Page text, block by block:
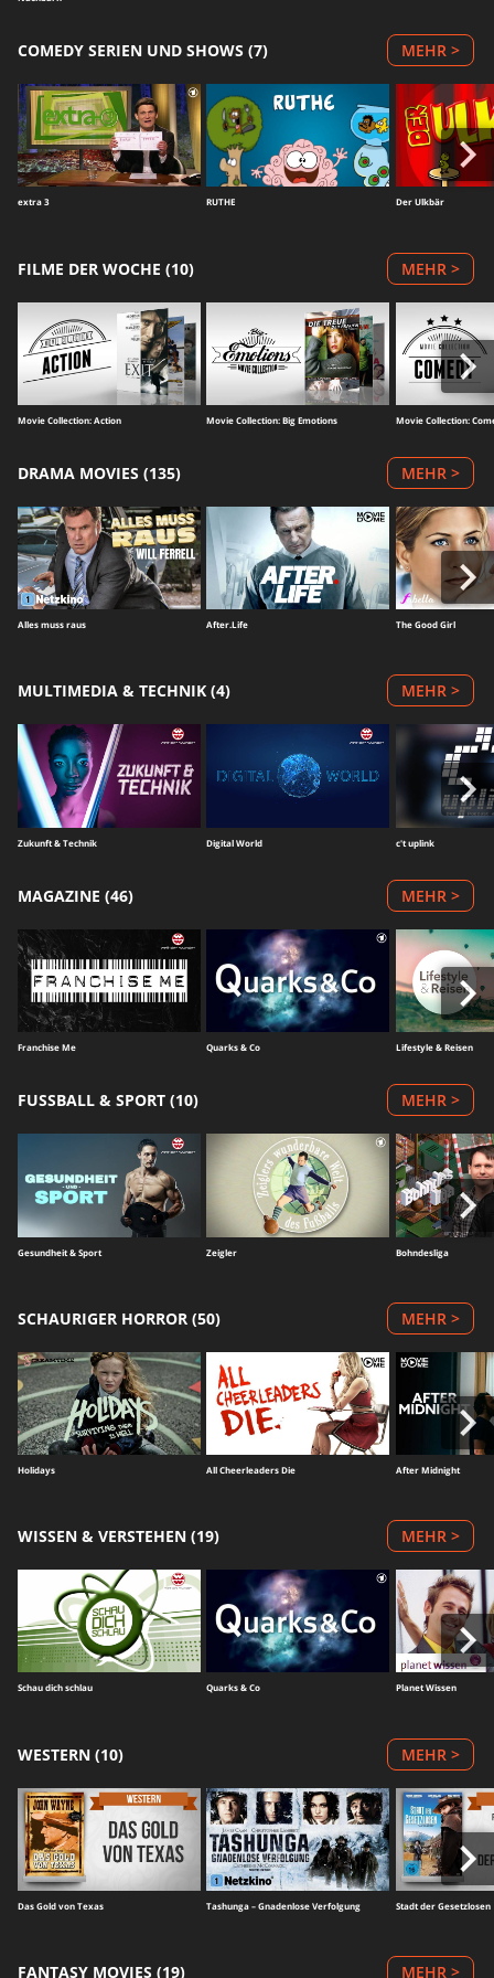
COMEDY SERIEN UND SHOWS (7) MEHR >
extra 3 RUTHE Der Ulkbär
FILME DER WOCHE (10) MEHR >
Movie Collection: Action Movie Collection: Big Emotions Movie Collection:
DRAMA MOVIES (135) MEHR >
Alles muss raus After.Life The Good Girl
MULTIMEDIA & TECHNIK (4) MEHR >
Zukunft & Technik Digital World c't uplink
MAGAZINE (46) MEHR >
Franchise Me Quarks & Co Lifestyle & Reisen
FUSSBALL & SPORT (10) MEHR >
Gesundheit & Sport Zeigler Bohndesliga
SCHAURIGER HORROR (50) MEHR >
Holidays All Cheerleaders Die After Midnight
WISSEN & VERSTEHEN (19) MEHR >
Schau dich schlau Quarks & Co Planet Wissen
WESTERN (10) MEHR >
Das Gold von Texas Tashunga – Gnadenlose Verfolgung Stadt der Gesetzlosen
FANTASY MOVIES (19) MEHR >